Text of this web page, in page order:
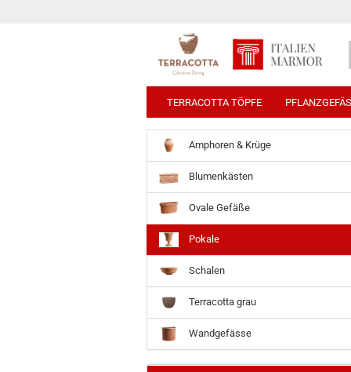
TERRACOTTA TÖPFE
Amphoren & Krüge
Blumenkästen
Ovale Gefäße
Pokale
Schalen
Terracotta grau
Wandgefässe